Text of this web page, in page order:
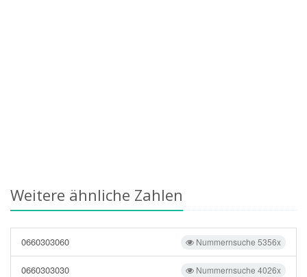
Weitere ähnliche Zahlen
Nummernsuche 5356x
0660303060
Nummernsuche 4026x
0660303030